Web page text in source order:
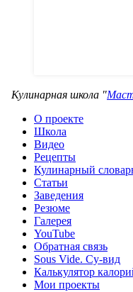
Кулинарная школа "
О проекте
Школа
Видео
Рецепты
Кулинарный
Статьи
Заведения
Резюме
Галерея
YouTube
Обратная связь
Sous Vide. Су-вид
Калькулятор
Мои проекты